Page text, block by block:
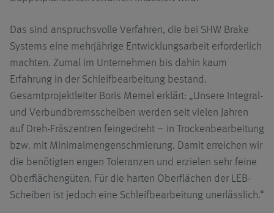
Das sind anspruchsvolle Verfahren, die bei SHW Brake
Systems eine mehrjährige Entwicklungsarbeit erforderlich
machten. Zumal im Unternehmen bis dahin kaum
Erfahrung in der Schleifbearbeitung bestand.
Gesamtprojektleiter Boris Memel erklärt: „Unsere Integral-
und Verbundbremsscheiben werden seit vielen Jahren
auf Dreh-Fräszentren feingedreht – in Trockenbearbeitung
bzw. mit Minimalmengenschmierung. Damit erreichen wir
die benötigten engen Toleranzen und erzielen sehr feine
Oberflächengüten. Für die harten Oberflächen der LEB-
Scheiben ist jedoch eine Schleifbearbeitung unerlässlich.“